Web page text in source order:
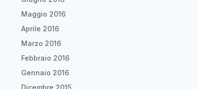
Maggio 2016
Aprile 2016
Marzo 2016
Febbraio 2016
Gennaio 2016
Dicembre 2015